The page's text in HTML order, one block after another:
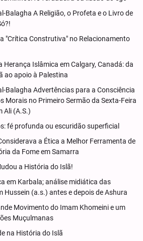
Balagha A Religião, o Profeta e o Livro de
"Crítica Construtiva" no Relacionamento
Herança Islâmica em Calgary, Canadá: da
ao apoio à Palestina
Balagha Advertências para a Consciência
Morais no Primeiro Sermão da Sexta-Feira
Ali (A.S.)
fé profunda ou escuridão superficial
a Ética a Melhor Ferramenta de
da Fome em Samarra
a História do Islã!
em Karbala; análise midiática das
Hussein (a.s.) antes e depois de Ashura
Movimento do Imam Khomeini e um
Muçulmanas
na História do Islã